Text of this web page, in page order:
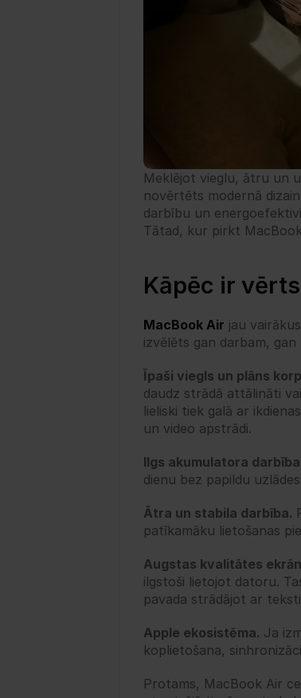
Meklējot vieglu, ātru un
novērtēts modernā
darbību un
Tātad, kur pirkt
Kāpēc ir
MacBook Air jau
izvēlēts gan darbam,
Īpaši viegls un plāns
daudz strādā attālināti
lieliski tiek galā ar
un video apstrādi.
Ilgs akumulatora
dienu bez papildu
Ātra un stabila darbība.
patīkamāku lietošanas
Augstas kvalitātes
ilgstoši lietojot datoru.
pavada strādājot ar
Apple ekosistēma. Ja
koplietošana,
Protams, MacBook Air